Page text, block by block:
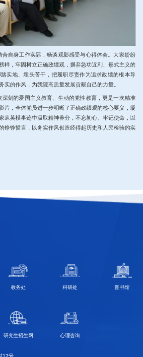
合自身工作实际，畅谈观影感受与心得体会。大家纷纷
样，牢固树立正确政绩观，摒弃急功近利、形式主义的
实地、埋头苦干，把履职尽责作为追求政绩的根本导
实的作风，为我院高质量发展贡献自己的力量。
深刻的爱国主义教育、生动的党性教育，更是一次精准
片，全体党员进一步明晰了正确政绩观的核心要义，凝
从英模事迹中汲取精神养分，不忘初心、牢记使命，以
铮铮誓言，以务实作风创造经得起历史和人民检验的实
教务处 科研处 图书馆
研究生招生网 心理咨询